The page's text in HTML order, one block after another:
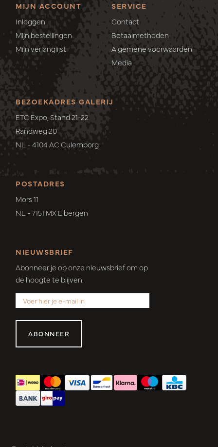
MIJN ACCOUNT
Inloggen
Mijn bestellingen
Mijn verlanglijst
SERVICE
Contact
Betaalmethoden
Algemene voorwaarden
Media
POSTADRES
Mors 11
NL - 7151 MX Eibergen
BEZOEKADRES GALERIJ
ETC Expo, Stand 21-22
Randweg 20
NL - 4104 AC Culemborg
NIEUWSBRIEF
Abonneer je op onze nieuwsbrief om op
de hoogte te blijven.
ABONNEER